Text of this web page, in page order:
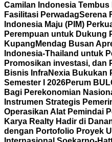
Camilan Indonesia Tembus
Fasilitasi PerwadagSerena
Indonesia Maju (PIM)
Perempuan untuk Dukung
Kupang Mendag Busan
Indonesia-Thailand untuk
Promosikan investasi, dan
Bisnis InfraNexia Bukukan
Semester I 2026Perum
Bagi Perekonomian
Instrumen Strategis
Operasikan Alat Pemindai
Karya Realty Hadir di
dengan Portofolio Proyek